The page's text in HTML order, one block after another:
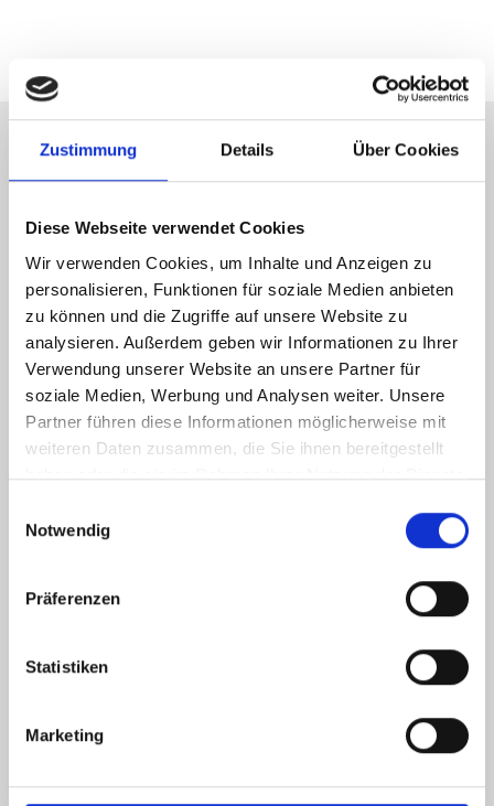
Zustimmung Details Über Cookies
Diese Webseite verwendet Cookies
Wir verwenden Cookies, um Inhalte und Anzeigen zu
personalisieren, Funktionen für soziale Medien anbieten
zu können und die Zugriffe auf unsere Website zu
analysieren. Außerdem geben wir Informationen zu Ihrer
Verwendung unserer Website an unsere Partner für
soziale Medien, Werbung und Analysen weiter. Unsere
Partner führen diese Informationen möglicherweise mit
weiteren Daten zusammen, die Sie ihnen bereitgestellt
haben oder die sie im Rahmen Ihrer Nutzung der Dienste
Notwendig
Präferenzen
Statistiken
Marketing
International
Ticket Hotline 05201 81 80 oder
karten@heristo-arena.nrw
VIP TICKETS
ERGEBNISSE TURNIER
FANSHOP SERVICE
NEWS